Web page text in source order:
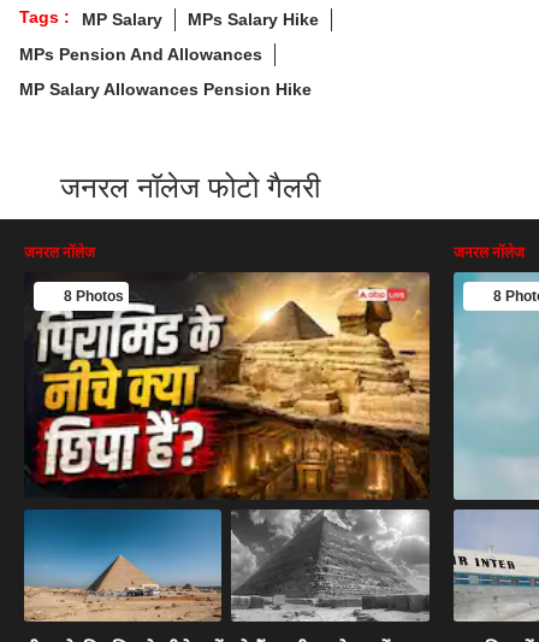
Tags : MP Salary
MPs Salary Hike
MPs Pension And Allowances
MP Salary Allowances Pension Hike
जनरल नॉलेज फोटो गैलरी
जनरल नॉलेज
8 Photos
जनरल नॉलेज
8